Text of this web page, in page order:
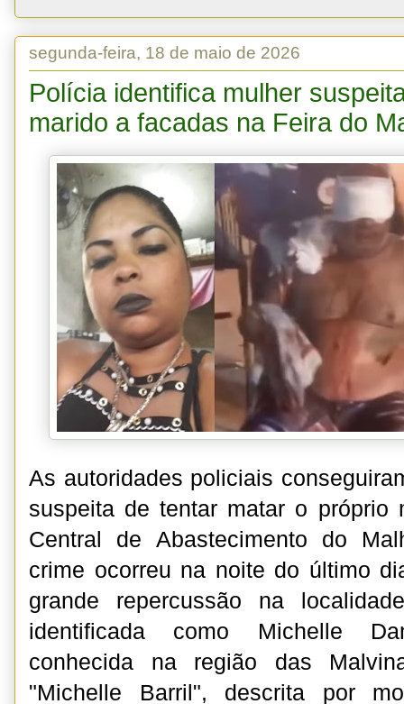
segunda-feira, 18 de maio de 2026
Polícia identifica mulher
marido a facadas na Feira do
As autoridades policiais
suspeita de tentar matar o próprio
Central de Abastecimento do
crime ocorreu na noite do último
grande repercussão na
identificada como Michelle
conhecida na região das
"Michelle Barril", descrita por